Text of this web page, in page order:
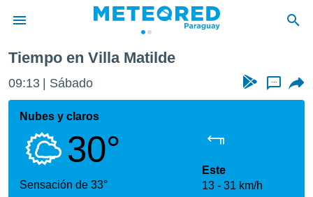
de
ha
calidad.
a este
Tiempo en Villa Matilde
09:13 Sábado ...
Nubes y claros
30°
Sensación de 33°
Este
13
31 km/h